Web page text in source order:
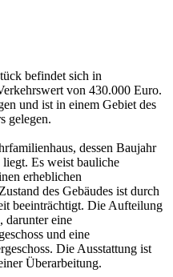
befindet sich in
von 430.000 Euro.
und ist in einem Gebiet des
gelegen.
dessen Baujahr
Es weist bauliche
erheblichen
des Gebäudes ist durch
beeinträchtigt. Die Aufteilung
darunter eine
und eine
Die Ausstattung ist
Überarbeitung.